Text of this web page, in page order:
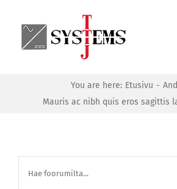
content
You are here: Etusivu
Mauris ac nibh quis eros sagittis